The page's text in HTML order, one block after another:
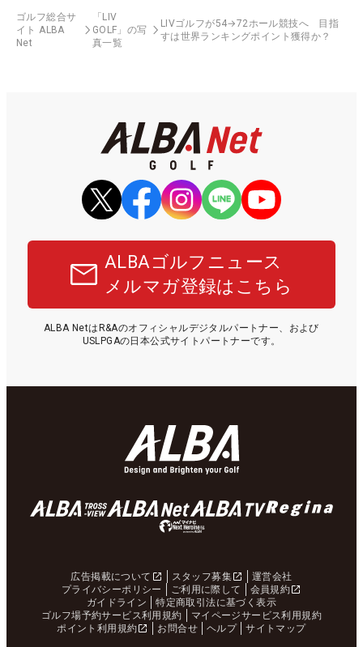
ゴルフ総合サ
イト ALBA
Net
「LIV
GOLF」の写
真一覧
LIVゴルフが54→72ホール競技へ 目指
すは世界ランキングポイント獲得か？
ALBAゴルフニュース
メルマガ登録はこちら
ALBA NetはR&Aのオフィシャルデジタルパートナー、および
USLPGAの日本公式サイトパートナーです。
広告掲載について スタッフ募集
運営会社
プライバシーポリシー
ご利用に際して
会員規約
ガイドライン
特定商取引法に基づく表示
ゴルフ場予約サービス利用規約
マイページサービス利用規約
ポイント利用規約
お問合せ ヘルプ サイトマップ